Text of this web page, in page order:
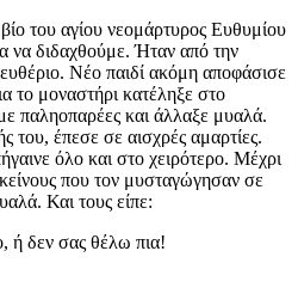
του αγίου νεομάρτυρος Ευθυμίου
να διδαχθούμε. Ήταν από την
Νέο παιδί ακόμη αποφάσισε
το μοναστήρι κατέληξε στο
παληοπαρέες και άλλαξε μυαλά.
του, έπεσε σε αισχρές αμαρτίες.
όλο και στο χειρότερο. Μέχρι
που τον μυσταγώγησαν σε
Και τους είπε:
ή δεν σας θέλω πια!